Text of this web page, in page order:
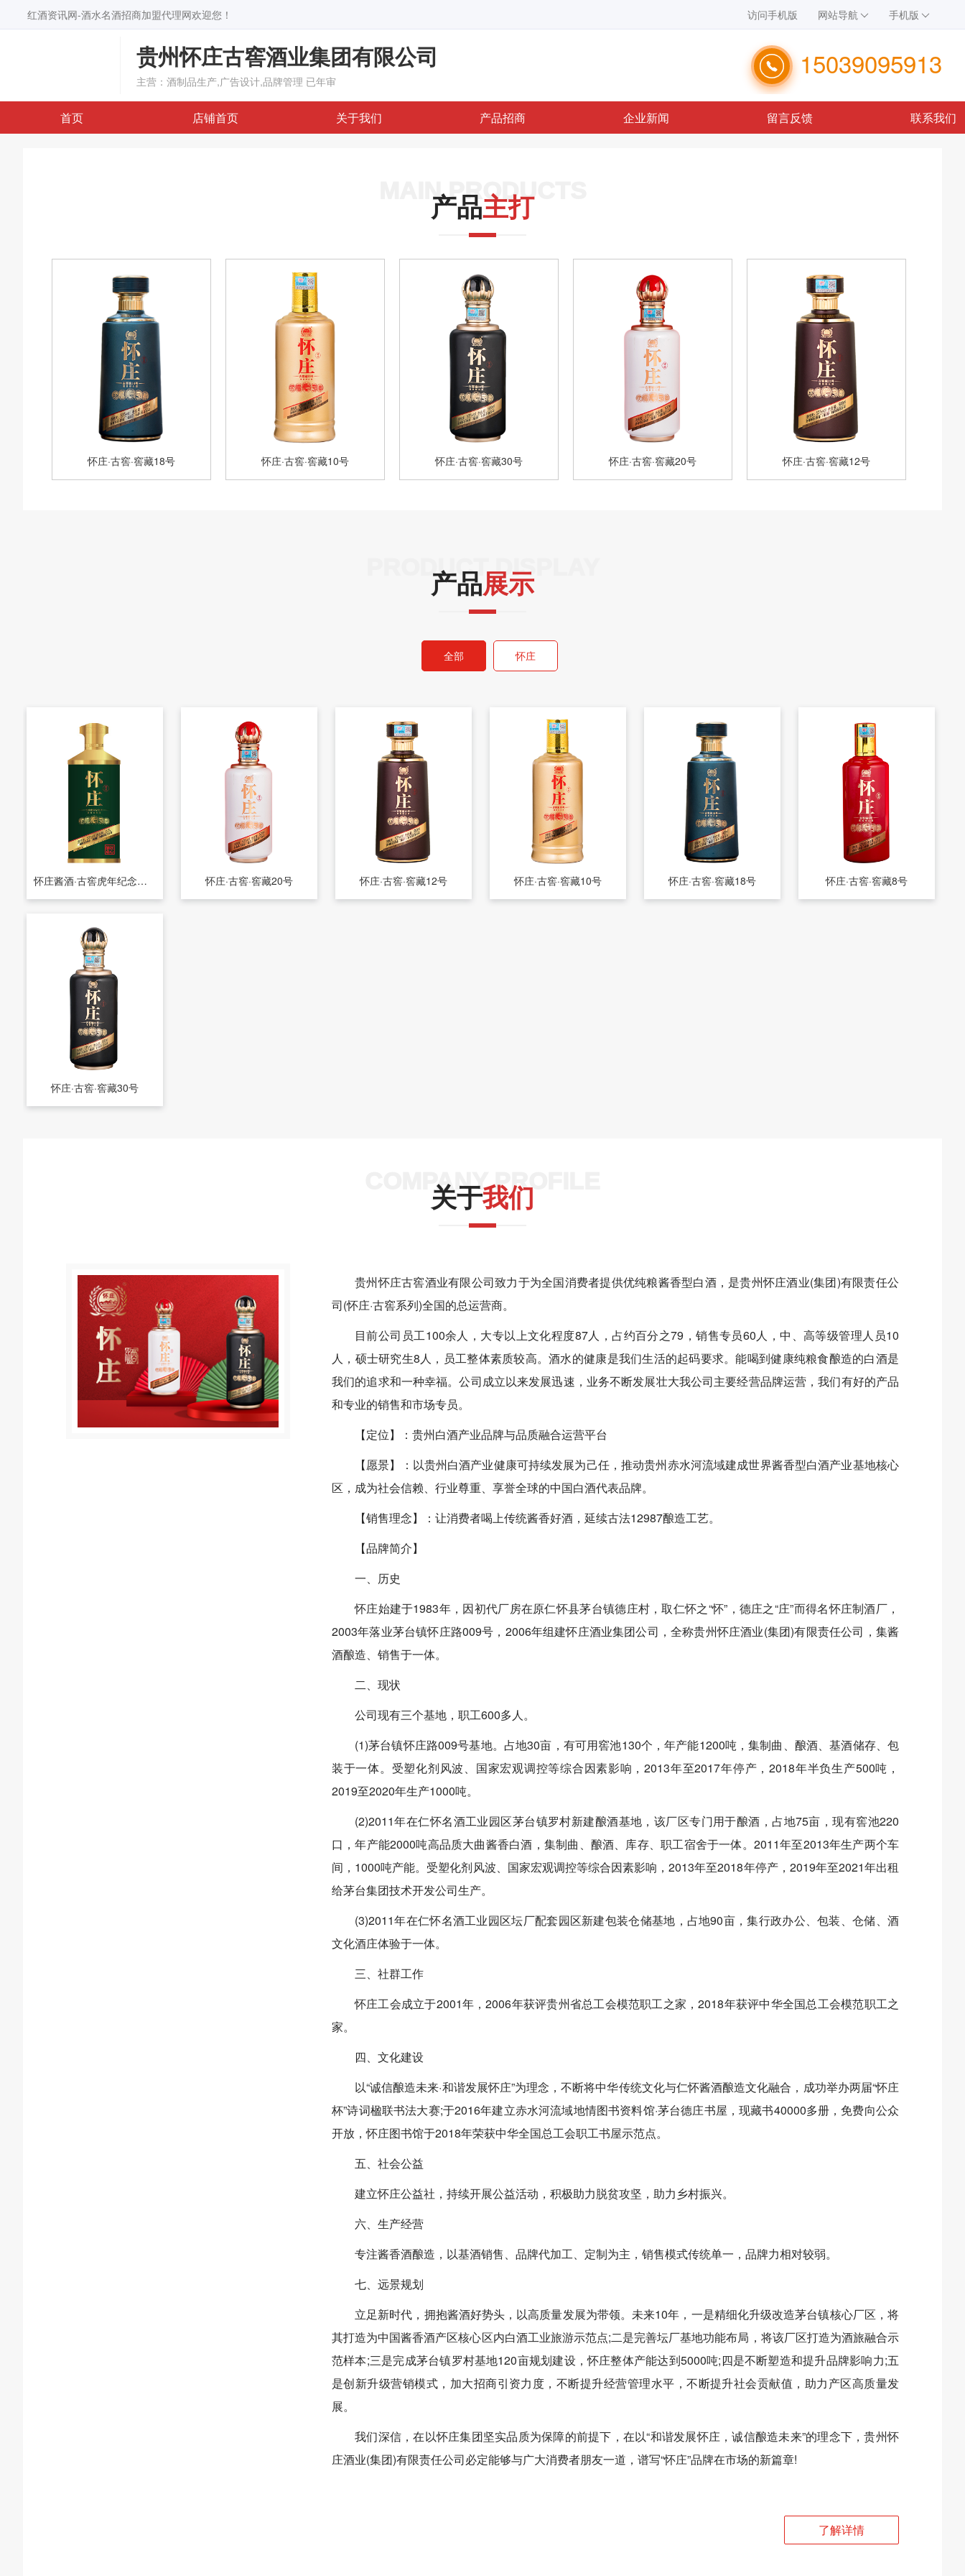
红酒资讯网-酒水名酒招商加盟代理网欢迎您！ 访问手机版 网站导航 手机版
贵州怀庄古窖酒业集团有限公司
主营：酒制品生产,广告设计,品牌管理 已年审
15039095913
首页 店铺首页 关于我们 产品招商 企业新闻 留言反馈 联系我们
MAIN PRODUCTS
产品主打
怀庄·古窖·窖藏18号 怀庄·古窖·窖藏10号 怀庄·古窖·窖藏30号 怀庄·古窖·窖藏20号 怀庄·古窖·窖藏12号
PRODUCT DISPLAY
产品展示
全部 怀庄
怀庄酱酒·古窖虎年纪念酒2.5L 怀庄·古窖·窖藏20号 怀庄·古窖·窖藏12号 怀庄·古窖·窖藏10号 怀庄·古窖·窖藏18号 怀庄·古窖·窖藏8号
怀庄·古窖·窖藏30号
COMPANY PROFILE
关于我们
贵州怀庄古窖酒业有限公司致力于为全国消费者提供优纯粮酱香型白酒，是贵州怀庄酒业(集团)有限责任公
司(怀庄·古窖系列)全国的总运营商。
目前公司员工100余人，大专以上文化程度87人，占约百分之79，销售专员60人，中、高等级管理人员10
人，硕士研究生8人，员工整体素质较高。酒水的健康是我们生活的起码要求。能喝到健康纯粮食酿造的白酒是
我们的追求和一种幸福。公司成立以来发展迅速，业务不断发展壮大我公司主要经营品牌运营，我们有好的产品
和专业的销售和市场专员。
【定位】：贵州白酒产业品牌与品质融合运营平台
【愿景】：以贵州白酒产业健康可持续发展为己任，推动贵州赤水河流域建成世界酱香型白酒产业基地核心
区，成为社会信赖、行业尊重、享誉全球的中国白酒代表品牌。
【销售理念】：让消费者喝上传统酱香好酒，延续古法12987酿造工艺。
【品牌简介】
一、历史
怀庄始建于1983年，因初代厂房在原仁怀县茅台镇德庄村，取仁怀之“怀”，德庄之“庄”而得名怀庄制酒厂，
2003年落业茅台镇怀庄路009号，2006年组建怀庄酒业集团公司，全称贵州怀庄酒业(集团)有限责任公司，集酱
酒酿造、销售于一体。
二、现状
公司现有三个基地，职工600多人。
(1)茅台镇怀庄路009号基地。占地30亩，有可用窖池130个，年产能1200吨，集制曲、酿酒、基酒储存、包
装于一体。受塑化剂风波、国家宏观调控等综合因素影响，2013年至2017年停产，2018年半负生产500吨，
2019至2020年生产1000吨。
(2)2011年在仁怀名酒工业园区茅台镇罗村新建酿酒基地，该厂区专门用于酿酒，占地75亩，现有窖池220
口，年产能2000吨高品质大曲酱香白酒，集制曲、酿酒、库存、职工宿舍于一体。2011年至2013年生产两个车
间，1000吨产能。受塑化剂风波、国家宏观调控等综合因素影响，2013年至2018年停产，2019年至2021年出租
给茅台集团技术开发公司生产。
(3)2011年在仁怀名酒工业园区坛厂配套园区新建包装仓储基地，占地90亩，集行政办公、包装、仓储、酒
文化酒庄体验于一体。
三、社群工作
怀庄工会成立于2001年，2006年获评贵州省总工会模范职工之家，2018年获评中华全国总工会模范职工之
家。
四、文化建设
以“诚信酿造未来·和谐发展怀庄”为理念，不断将中华传统文化与仁怀酱酒酿造文化融合，成功举办两届“怀庄
杯”诗词楹联书法大赛;于2016年建立赤水河流域地情图书资料馆·茅台德庄书屋，现藏书40000多册，免费向公众
开放，怀庄图书馆于2018年荣获中华全国总工会职工书屋示范点。
五、社会公益
建立怀庄公益社，持续开展公益活动，积极助力脱贫攻坚，助力乡村振兴。
六、生产经营
专注酱香酒酿造，以基酒销售、品牌代加工、定制为主，销售模式传统单一，品牌力相对较弱。
七、远景规划
立足新时代，拥抱酱酒好势头，以高质量发展为带领。未来10年，一是精细化升级改造茅台镇核心厂区，将
其打造为中国酱香酒产区核心区内白酒工业旅游示范点;二是完善坛厂基地功能布局，将该厂区打造为酒旅融合示
范样本;三是完成茅台镇罗村基地120亩规划建设，怀庄整体产能达到5000吨;四是不断塑造和提升品牌影响力;五
是创新升级营销模式，加大招商引资力度，不断提升经营管理水平，不断提升社会贡献值，助力产区高质量发
展。
我们深信，在以怀庄集团坚实品质为保障的前提下，在以“和谐发展怀庄，诚信酿造未来”的理念下，贵州怀
庄酒业(集团)有限责任公司必定能够与广大消费者朋友一道，谱写“怀庄”品牌在市场的新篇章!
了解详情